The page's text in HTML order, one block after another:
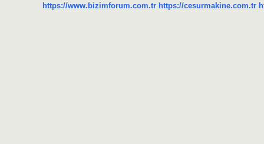
https://www.bizimforum.com.tr https://cesurmakine.com.tr